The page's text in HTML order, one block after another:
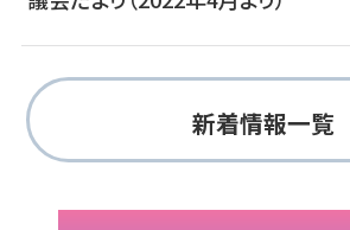
新着情報一覧